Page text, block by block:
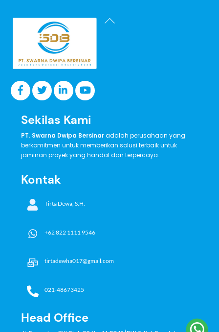
Back
Sekilas Kami
PT. Swarna Dwipa Bersinaradalah perusahaan yang
berkomitmen untuk memberikan solusi terbaik untuk
jaminan proyek yang handal dan terpercaya.
Kontak
Tirta Dewa, S.H.
+62 822 1111 9546
tirtadewha017@gmail.com
021-48673425
Head Office